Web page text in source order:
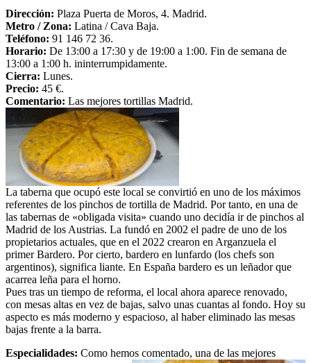
Dirección: Plaza Puerta de Moros, 4. Madrid.
Metro / Zona: Latina / Cava Baja.
Teléfono: 91 146 72 36.
Horario: De 13:00 a 17:30 y de 19:00 a 1:00. Fin de semana de
13:00 a 1:00 h. ininterrumpidamente.
Cierra: Lunes.
Precio: 45 €.
Comentario: Las mejores tortillas Madrid.
La taberna que ocupó este local se convirtió en uno de los máximos
referentes de los pinchos de tortilla de Madrid. Por tanto, en una de
las tabernas de «obligada visita» cuando uno decidía ir de pinchos al
Madrid de los Austrias. La fundó en 2002 el padre de uno de los
propietarios actuales, que en el 2022 crearon en Arganzuela el
primer Bardero. Por cierto, bardero en lunfardo (los chefs son
argentinos), significa liante. En España bardero es un leñador que
acarrea leña para el horno.
Pues tras un tiempo de reforma, el local ahora aparece renovado,
con mesas altas en vez de bajas, salvo unas cuantas al fondo. Hoy su
aspecto es más moderno y espacioso, al haber eliminado las mesas
bajas frente a la barra.
Especialidades: Como hemos comentado, una de las mejores